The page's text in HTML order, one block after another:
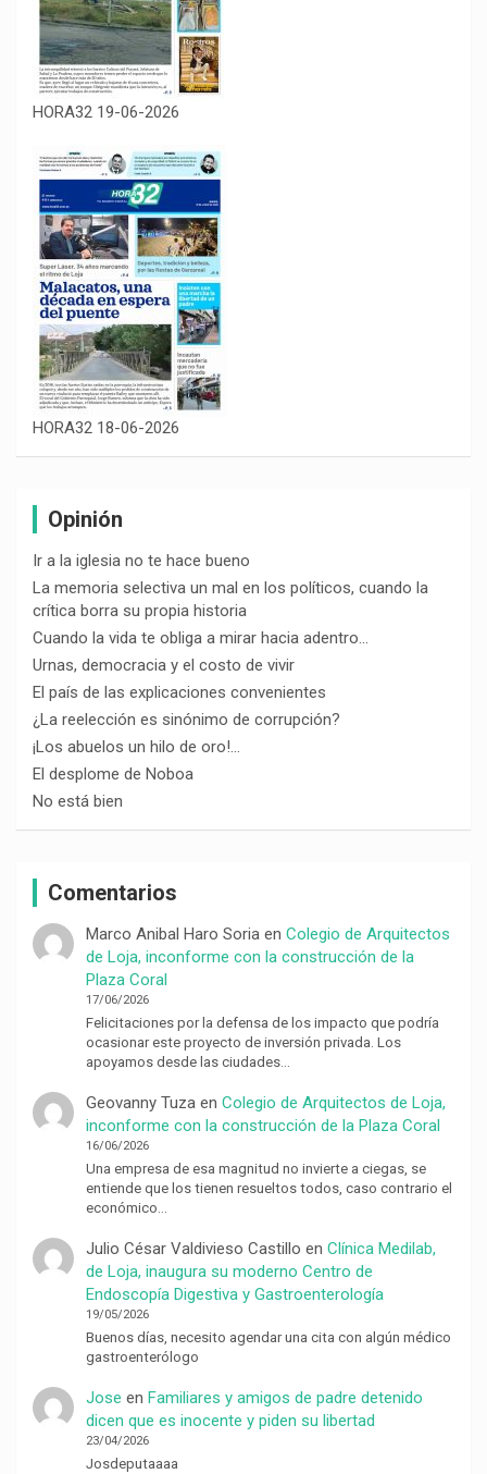
HORA32 19-06-2026
HORA32 18-06-2026
Opinión
Ir a la iglesia no te hace bueno
La memoria selectiva un mal en los políticos, cuando la
crítica borra su propia historia
Cuando la vida te obliga a mirar hacia adentro…
Urnas, democracia y el costo de vivir
El país de las explicaciones convenientes
¿La reelección es sinónimo de corrupción?
¡Los abuelos un hilo de oro!…
El desplome de Noboa
No está bien
Comentarios
Marco Anibal Haro Soriaen Colegio de Arquitectos
de Loja, inconforme con la construcción de la
Plaza Coral
17/06/2026
Felicitaciones por la defensa de los impacto que podría
ocasionar este proyecto de inversión privada. Los
apoyamos desde las ciudades…
Geovanny Tuzaen Colegio de Arquitectos de Loja,
inconforme con la construcción de la Plaza Coral
16/06/2026
Una empresa de esa magnitud no invierte a ciegas, se
entiende que los tienen resueltos todos, caso contrario el
económico…
Julio César Valdivieso Castillo en Clínica Medilab,
de Loja, inaugura su moderno Centro de
Endoscopía Digestiva y Gastroenterología
19/05/2026
Buenos días, necesito agendar una cita con algún médico
gastroenterólogo
Jose en Familiares y amigos de padre detenido
dicen que es inocente y piden su libertad
23/04/2026
Josdeputaaaa